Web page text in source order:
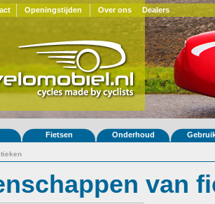
Openingstijden Over ons Dealers
Fietsen Onderhoud
van